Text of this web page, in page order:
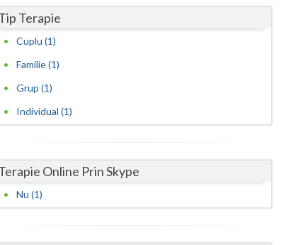
Salaj
Teleorman
Tulcea
Valcea
Terapie
Cuplu (1)
Familie (1)
Grup (1)
Individual (1)
Online Prin Skype
Nu (1)